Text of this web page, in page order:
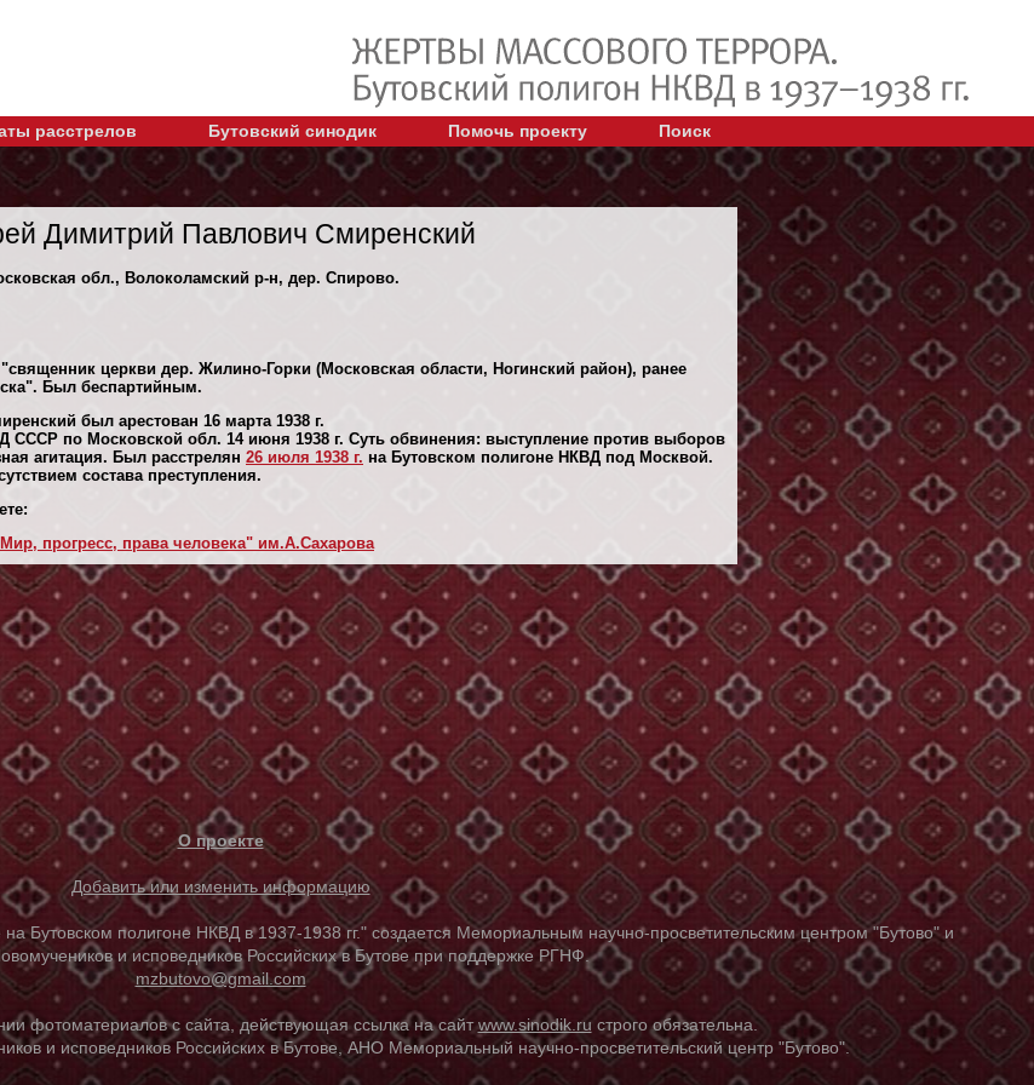
расстрелов Бутовский синодик Помочь проекту Поиск
Димитрий Павлович Смиренский
обл., Волоколамский р-н, дер. Спирово.
церкви дер. Жилино-Горки (Московская области, Ногинский район), ранее
Был беспартийным.
был арестован 16 марта 1938 г.
СССР по Московской обл. 14 июня 1938 г. Суть обвинения: выступление против выборов
агитация. Был расстрелян 26 июля 1938 г. на Бутовском полигоне НКВД под Москвой.
состава преступления.
прогресс, права человека" им.А.Сахарова
О проекте
Добавить или изменить информацию
полигоне НКВД в 1937-1938 гг." создается Мемориальным научно-просветительским центром "Бутово" и
и исповедников Российских в Бутове при поддержке РГНФ.
mzbutovo@gmail.com
фотоматериалов с сайта, действующая ссылка на сайтwww.sinodik.ru строго обязательна.
и исповедников Российских в Бутове, АНО Мемориальный научно-просветительский центр "Бутово".